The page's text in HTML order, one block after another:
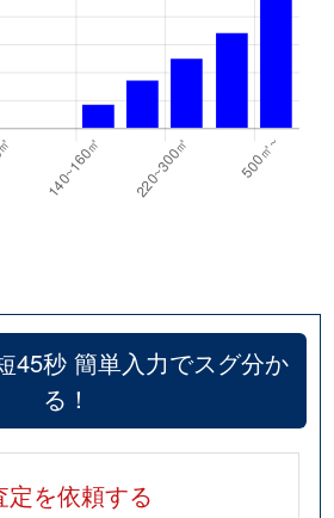
45秒 簡単入力でスグ分か
る！
定を依頼する